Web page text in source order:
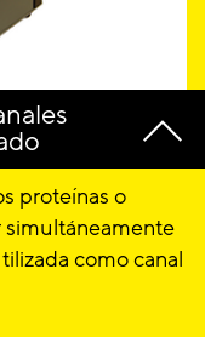
proteínas o
simultáneamente
como canal